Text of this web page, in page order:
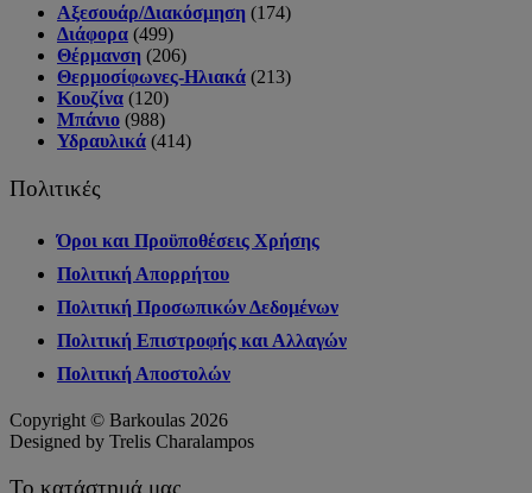
Αξεσουάρ/Διακόσμηση (174)
Διάφορα (499)
Θέρμανση (206)
Θερμοσίφωνες-Ηλιακά (213)
Κουζίνα (120)
Μπάνιο (988)
Υδραυλικά (414)
Πολιτικές
Όροι και Προϋποθέσεις Χρήσης
Πολιτική Απορρήτου
Πολιτική Προσωπικών Δεδομένων
Πολιτική Επιστροφής και Αλλαγών
Πολιτική Αποστολών
Copyright © Barkoulas 2026
Designed by Trelis Charalampos
Το κατάστημά μας